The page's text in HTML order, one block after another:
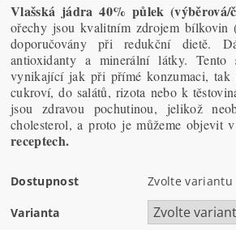
Vlašská jádra 40% půlek
ořechy jsou kvalitním zdrojem bílkovin
doporučovány při redukční dietě.
antioxidanty a minerální látky. Tento
vynikající jak při přímé konzumaci, tak
cukroví, do salátů, rizota nebo k
jsou zdravou pochutinou, jelikož
cholesterol, a proto je můžeme objevit
receptech.
Dostupnost Zvolte variantu
Varianta